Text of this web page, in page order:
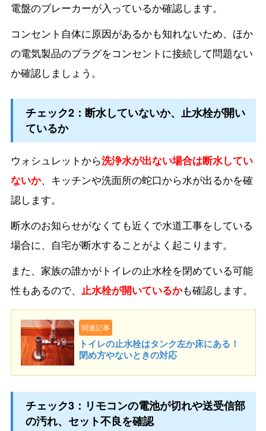
電盤のブレーカーが入っているか確認します。
コンセント自体に原因があるかも知れないため、ほか
の電気製品のプラグをコンセントに接続して問題ない
か確認しましょう。
チェック2：断水していないか、止水栓が開い
ているか
ウォシュレットから洗浄水が出ない場合は断水してい
ないか、キッチンや洗面所の蛇口から水が出るかを確
認します。
断水のお知らせがなくても近くで水道工事をしている
場合に、自宅が断水することがよく起こります。
また、家族の誰かがトイレの止水栓を閉めている可能
性もあるので、 止水栓が開いているかも確認します。
関連記事
トイレの止水栓はタンク左か床にある！
閉め方やないときの対応
チェック3：リモコンの電池が切れや送受信部
の汚れ、セット不良を確認